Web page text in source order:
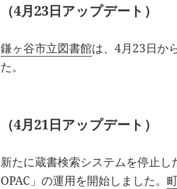
（4月23日アップデート）
鎌ヶ谷市立図書館は、4月23日か
た。
（4月21日アップデート）
新たに蔵書検索システムを停止
OPAC」の運用を開始しました。